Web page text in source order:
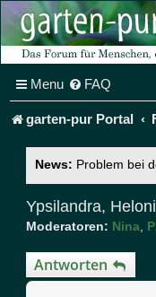
Menu FAQ
garten-pur Portal
News: Problem bei
Ypsilandra,
Moderatoren: Nina
Antworten